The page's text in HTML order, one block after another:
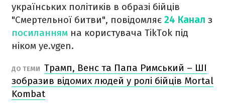
українських політиків в образі бійців
"Смертельної битви", повідомляє 24 Канал з
посиланням на користувача TikTok під
ніком ye.vgen.
ДО ТЕМИ Трамп, Венс та Папа Римський – ШІ
зобразив відомих людей у ролі бійців Mortal
Kombat